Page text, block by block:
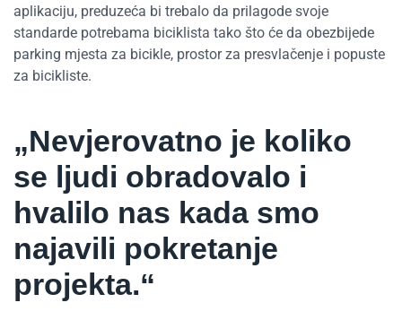
aplikaciju, preduzeća bi trebalo da prilagode svoje
standarde potrebama biciklista tako što će da obezbijede
parking mjesta za bicikle, prostor za presvlačenje i popuste
za bicikliste.
„Nevjerovatno je koliko
se ljudi obradovalo i
hvalilo nas kada smo
najavili pokretanje
projekta.“